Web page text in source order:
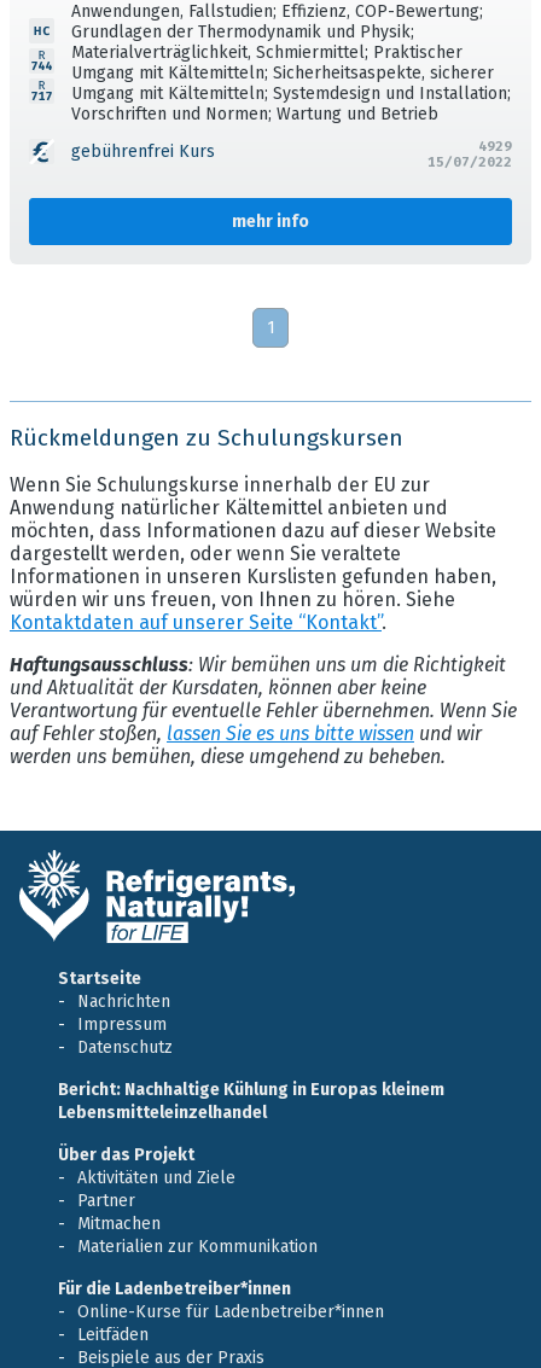
Anwendungen, Fallstudien; Effizienz, COP-Bewertung;
Grundlagen der Thermodynamik und Physik;
Materialverträglichkeit, Schmiermittel; Praktischer
Umgang mit Kältemitteln; Sicherheitsaspekte, sicherer
Umgang mit Kältemitteln; Systemdesign und Installation;
Vorschriften und Normen; Wartung und Betrieb
gebührenfrei Kurs
mehr info
4929
15/07/2022
1
Rückmeldungen zu Schulungskursen
Wenn Sie Schulungskurse innerhalb der EU zur
Anwendung natürlicher Kältemittel anbieten und
möchten, dass Informationen dazu auf dieser Website
dargestellt werden, oder wenn Sie veraltete
Informationen in unseren Kurslisten gefunden haben,
würden wir uns freuen, von Ihnen zu hören. Siehe
Kontaktdaten auf unserer Seite “Kontakt”.
Haftungsausschluss: Wir bemühen uns um die Richtigkeit
und Aktualität der Kursdaten, können aber keine
Verantwortung für eventuelle Fehler übernehmen. Wenn Sie
auf Fehler stoßen, lassen Sie es uns bitte wissen und wir
werden uns bemühen, diese umgehend zu beheben.
Startseite
Nachrichten
Impressum
Datenschutz
Bericht: Nachhaltige Kühlung in Europas kleinem
Lebensmitteleinzelhandel
Über das Projekt
Aktivitäten und Ziele
Partner
Mitmachen
Materialien zur Kommunikation
Für die Ladenbetreiber*innen
Online-Kurse für Ladenbetreiber*innen
Leitfäden
Beispiele aus der Praxis